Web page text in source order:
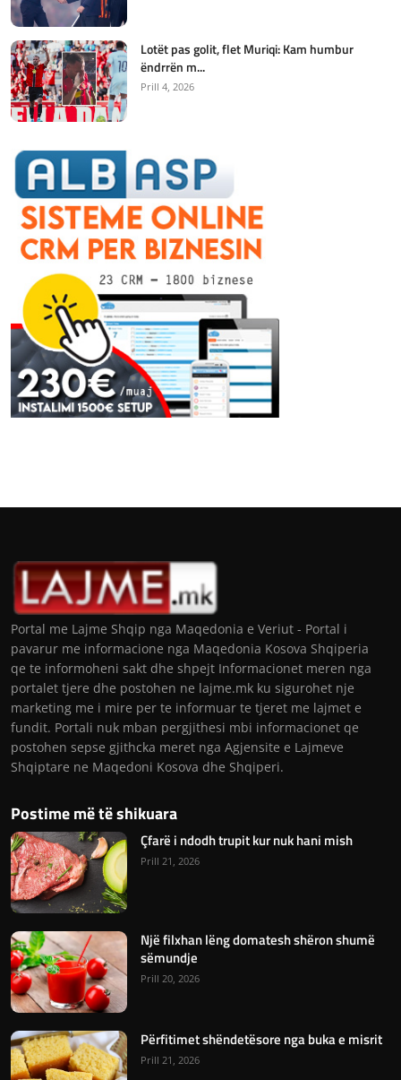
Lotët pas golit, flet Muriqi: Kam humbur
ëndrrën m...
Prill 4, 2026
Portal me Lajme Shqip nga Maqedonia e Veriut - Portal i
pavarur me informacione nga Maqedonia Kosova Shqiperia
qe te informoheni sakt dhe shpejt Informacionet meren nga
portalet tjere dhe postohen ne lajme.mk ku sigurohet nje
marketing me i mire per te informuar te tjeret me lajmet e
fundit. Portali nuk mban pergjithesi mbi informacionet qe
postohen sepse gjithcka meret nga Agjensite e Lajmeve
Shqiptare ne Maqedoni Kosova dhe Shqiperi.
Postime më të shikuara
Çfarë i ndodh trupit kur nuk hani mish
Prill 21, 2026
Një filxhan lëng domatesh shëron shumë
sëmundje
Prill 20, 2026
Përfitimet shëndetësore nga buka e misrit
Prill 21, 2026